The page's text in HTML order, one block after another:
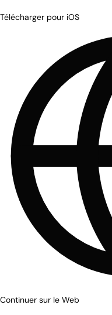
Télécharger pour iOS
Continuer sur le Web